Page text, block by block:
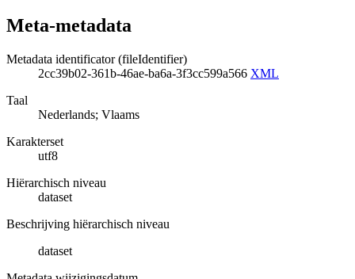
Meta-metadata
Metadata identificator (fileIdentifier)
2cc39b02-361b-46ae-ba6a-3f3cc599a566 XML
Taal
Nederlands; Vlaams
Karakterset
utf8
Hiërarchisch niveau
dataset
Beschrijving hiërarchisch niveau
dataset